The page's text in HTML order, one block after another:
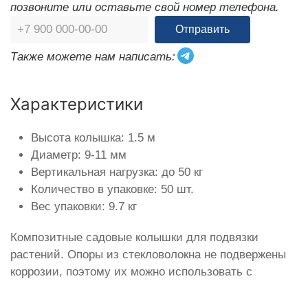
позвоните или оставьте свой номер телефона.
Отправить
Также можете нам написать:
Характеристики
Высота колышка: 1.5 м
Диаметр: 9-11 мм
Вертикальная нагрузка: до 50 кг
Количество в упаковке: 50 шт.
Вес упаковки: 9.7 кг
Композитные садовые колышки для подвязки
растений. Опоры из стекловолокна не подвержены
коррозии, поэтому их можно использовать с